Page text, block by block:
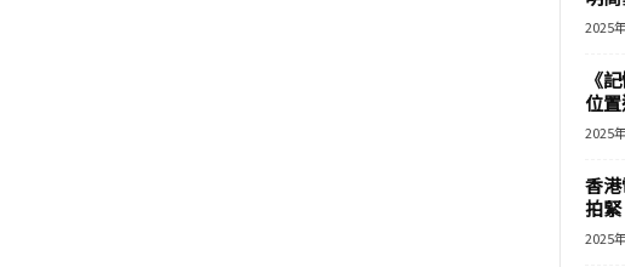
2025
《
位
2025
香
拍
2025